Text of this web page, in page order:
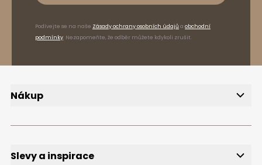
Podívejte se na naše Zásady ochrany osobních údajů a obchodní
podmínky. Nezapomeňte, že odběr můžete kdykoli zrušit.
Nákup
Způsoby platby
FAQ, časté dotazy
Slevy a inspirace